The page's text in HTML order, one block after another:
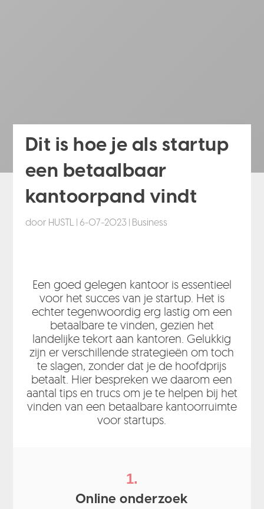
Dit is hoe je als startup
een betaalbaar
kantoorpand vindt
door HUSTL | 6-07-2023 | Business
Een goed gelegen kantoor is essentieel
voor het succes van je startup. Het is
echter tegenwoordig erg lastig om een
betaalbare te vinden, gezien het
landelijke tekort aan kantoren. Gelukkig
zijn er verschillende strategieën om toch
te slagen, zonder dat je de hoofdprijs
betaalt. Hier bespreken we daarom een
aantal tips en trucs om je te helpen bij het
vinden van een betaalbare kantoorruimte
voor startups.
1.
Online onderzoek